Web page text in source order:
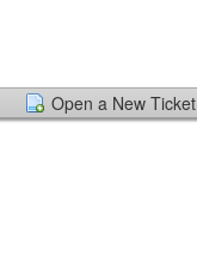
Open a New Ticket